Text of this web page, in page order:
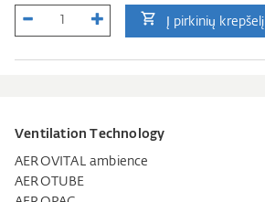
Į pirkinių krepšelį
Ventilation Technology
AEROVITAL ambience
AEROTUBE